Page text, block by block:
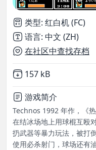
类型: 红白机 (FC)
语言: 中文 (ZH)
在社区中查找存档
Not downloaded
157 kB
游戏简介
Technos 1992 年作，《
在结冰场地上用球棍互殴
扔武器等暴力玩法，被打
使用必杀射门，球场还有